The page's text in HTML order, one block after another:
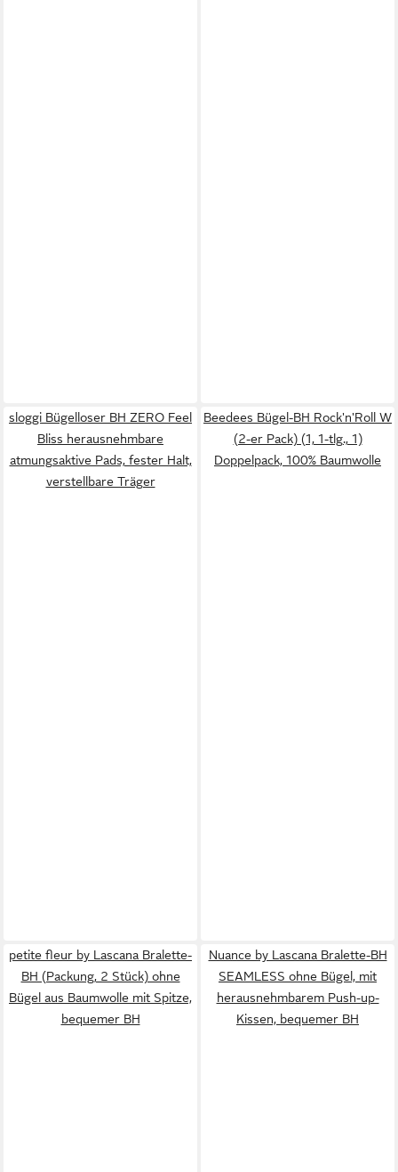
sloggi Bügelloser BH ZERO Feel
Bliss herausnehmbare
atmungsaktive Pads, fester Halt,
verstellbare Träger
Beedees Bügel-BH Rock'n'Roll W
(2-er Pack) (1, 1-tlg., 1)
Doppelpack, 100% Baumwolle
petite fleur by Lascana Bralette-
BH (Packung, 2 Stück) ohne
Bügel aus Baumwolle mit Spitze,
bequemer BH
Nuance by Lascana Bralette-BH
SEAMLESS ohne Bügel, mit
herausnehmbarem Push-up-
Kissen, bequemer BH